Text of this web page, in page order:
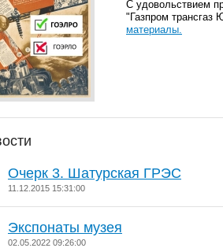
С удовольствием
"Газпром трансгаз
материалы.
Очерк 3. Шатурская ГРЭС
11.12.2015 15:31:00
Экспонаты музея
02.05.2022 09:26:00